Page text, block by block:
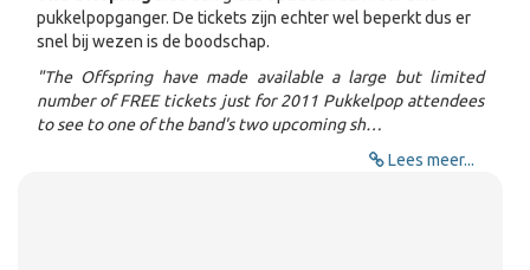
pukkelpopganger. De tickets zijn echter wel beperkt dus er
snel bij wezen is de boodschap.
"The Offspring have made available a large but limited
number of FREE tickets just for 2011 Pukkelpop attendees
to see to one of the band's two upcoming sh…
Lees meer...